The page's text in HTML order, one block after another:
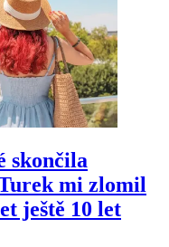
skončila
mi zlomil
ještě 10 let